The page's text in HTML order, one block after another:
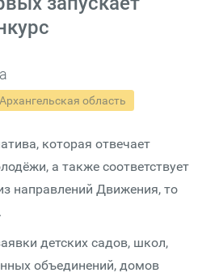
Архангельская область
которая отвечает
а также соответствует
направлений Движения, то
детских садов, школ,
объединений, домов